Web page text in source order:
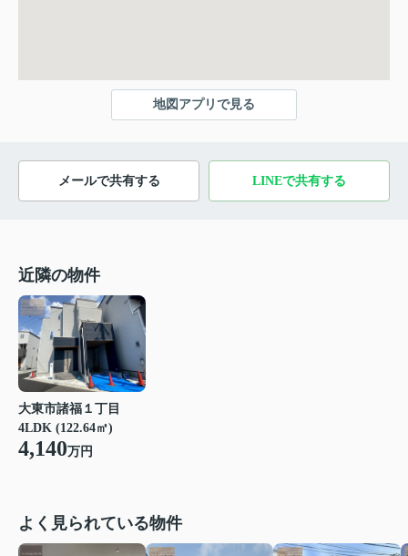
地図アプリで見る
メールで共有する LINEで共有する
近隣の物件
大東市諸福１丁目
4LDK (122.64㎡)
4,140万円
よく見られている物件